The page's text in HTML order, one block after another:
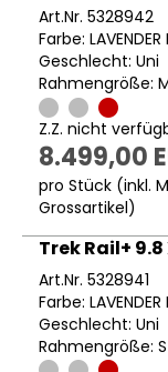
Art.Nr. 5328942
Farbe: LAVENDER
Geschlecht: Uni
Rahmengröße:
Z.Z. nicht
8.499,00
pro Stück (inkl.
Grossartikel)
Trek Rail+ 9.8
Art.Nr. 5328941
Farbe: LAVENDER
Geschlecht: Uni
Rahmengröße: S